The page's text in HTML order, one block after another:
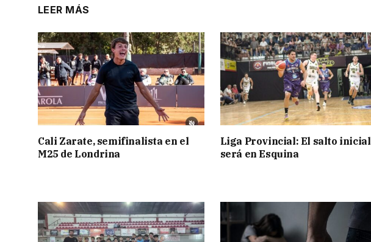
LEER MÁS
Cali Zarate, semifinalista en el
M25 de Londrina
Liga Provincial: El salto inicial
será en Esquina